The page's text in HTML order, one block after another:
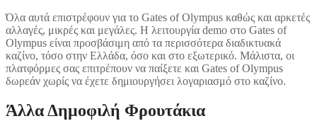
Όλα αυτά επιστρέφουν για το Gates of Olympus καθώς και αρκετές
αλλαγές, μικρές και μεγάλες. Η λειτουργία demo στο Gates of
Olympus είναι προσβάσιμη από τα περισσότερα διαδικτυακά
καζίνο, τόσο στην Ελλάδα, όσο και στο εξωτερικό. Μάλιστα, οι
πλατφόρμες σας επιτρέπουν να παίξετε και Gates of Olympus
δωρεάν χωρίς να έχετε δημιουργήσει λογαριασμό στο καζίνο.
Άλλα Δημοφιλή Φρουτάκια